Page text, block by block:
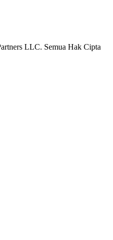
LLC. Semua Hak Cipta